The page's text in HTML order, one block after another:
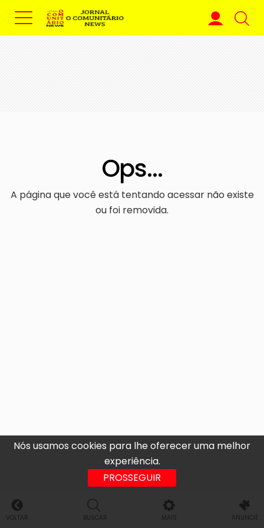
Nós usamos cookies para lhe oferecer uma melhor
experiência.
PROSSEGUIR
Ops...
A página que você está tentando acessar não existe
ou foi removida.
VOLTAR BUSCAR MAIS ANUNCIE